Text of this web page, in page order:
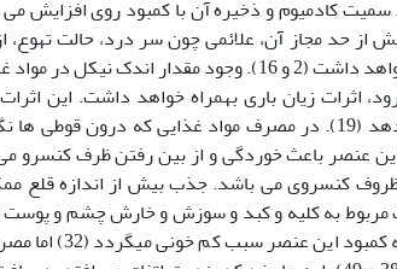
از حد مجاز آن، علائمی چون سر درد، حالت
درد در ناحیه شکم، استفراغ و سرگیجه را به دنبال خواهد داشت (2 و 16).
اثرات زیان باری بهمراه خواهد داشت. این
سرطان ریه، بینی، حنجره و پروستات را افزایش می دهد (19). در مصرف مواد
کنسروی می باشد. جذب بیش از اندازه
ترین منبع آهن برای کودکان و